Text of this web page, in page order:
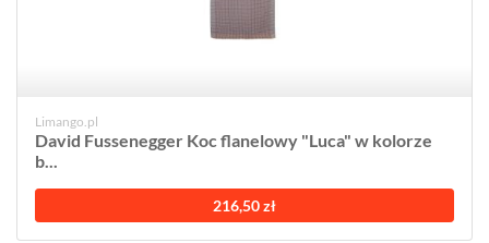
Limango.pl
David Fussenegger Koc flanelowy "Luca" w kolorze
b...
216,50 zł